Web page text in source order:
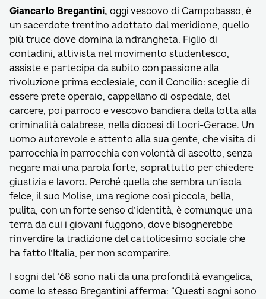
Giancarlo Bregantini, oggi vescovo di Campobasso, è
un sacerdote trentino adottato dal meridione, quello
più truce dove domina la ndrangheta. Figlio di
contadini, attivista nel movimento studentesco,
assiste e partecipa da subito con passione alla
rivoluzione prima ecclesiale, con il Concilio: sceglie di
essere prete operaio, cappellano di ospedale, del
carcere, poi parroco e vescovo bandiera della lotta alla
criminalità calabrese, nella diocesi di Locri-Gerace. Un
uomo autorevole e attento alla sua gente, che visita di
parrocchia in parrocchia con volontà di ascolto, senza
negare mai una parola forte, soprattutto per chiedere
giustizia e lavoro. Perché quella che sembra un’isola
felce, il suo Molise, una regione così piccola, bella,
pulita, con un forte senso d’identità, è comunque una
terra da cui i giovani fuggono, dove bisognerebbe
rinverdire la tradizione del cattolicesimo sociale che
ha fatto l’Italia, per non scomparire.
I sogni del ’68 sono nati da una profondità evangelica,
come lo stesso Bregantini afferma: “Questi sogni sono